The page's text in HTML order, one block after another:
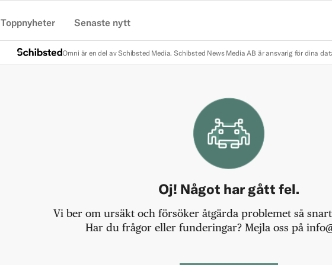
Toppnyheter Senaste nytt
Omni är en del av Schibsted Media. Schibsted News Media AB är ansvarig för dina
Oj! Något har gått fel.
Vi ber om ursäkt och försöker åtgärda problemet så
Har du frågor eller funderingar? Mejla oss på